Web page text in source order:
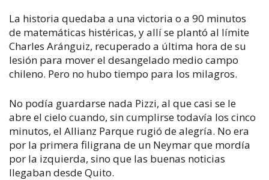
La historia quedaba a una victoria o a 90 minutos
de matemáticas histéricas, y allí se plantó al límite
Charles Aránguiz, recuperado a última hora de su
lesión para mover el desangelado medio campo
chileno. Pero no hubo tiempo para los milagros.
No podía guardarse nada Pizzi, al que casi se le
abre el cielo cuando, sin cumplirse todavía los cinco
minutos, el Allianz Parque rugió de alegría. No era
por la primera filigrana de un Neymar que mordía
por la izquierda, sino que las buenas noticias
llegaban desde Quito.